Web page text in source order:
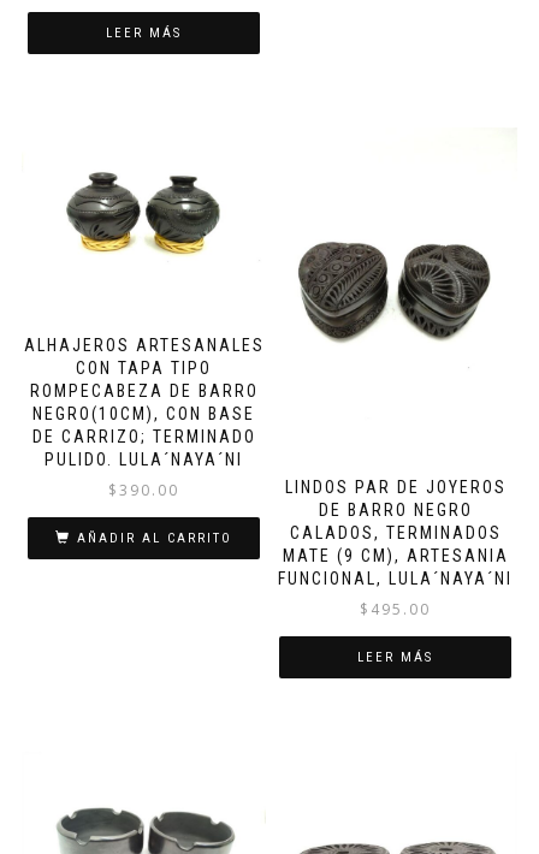
LEER MÁS
ALHAJEROS ARTESANALES
CON TAPA TIPO
ROMPECABEZA DE BARRO
NEGRO(10CM), CON BASE
DE CARRIZO; TERMINADO
PULIDO. LULA´NAYA´NI
$390.00
AÑADIR AL CARRITO
LINDOS PAR DE JOYEROS
DE BARRO NEGRO
CALADOS, TERMINADOS
MATE (9 CM), ARTESANIA
FUNCIONAL, LULA´NAYA´NI
$ 495.00
LEER MÁS